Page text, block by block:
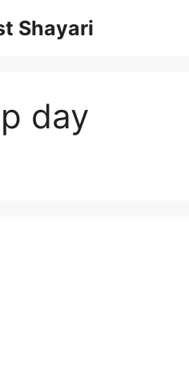
Shayari
day